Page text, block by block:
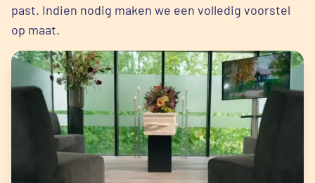
past. Indien nodig maken we een volledig voorstel
op maat.